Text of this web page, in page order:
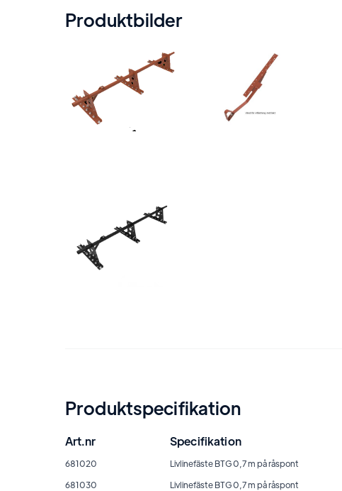
Produktbilder
Produktspecifikation
Art.nr Specifikation
681020 Livlinefäste BTG 0,7 m på råspont
681030
Livlinefäste BTG 0,7 m på råspont